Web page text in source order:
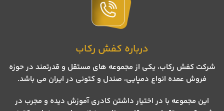
درباره کفش رکاب
شرکت کفش رکاب، یکی از مجموعه های مستقل و قدرتمند در حوزه
فروش عمده انواع دمپایی، صندل و کتونی در ایران می باشد.
این مجموعه با در اختیار داشتن کادری آموزش دیده و مجرب در